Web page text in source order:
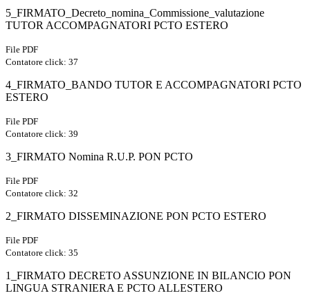
5_FIRMATO_Decreto_nomina_Commissione_valutazione
TUTOR ACCOMPAGNATORI PCTO ESTERO
File PDF
Contatore click: 37
4_FIRMATO_BANDO TUTOR E ACCOMPAGNATORI PCTO
ESTERO
File PDF
Contatore click: 39
3_FIRMATO Nomina R.U.P. PON PCTO
File PDF
Contatore click: 32
2_FIRMATO DISSEMINAZIONE PON PCTO ESTERO
File PDF
Contatore click: 35
1_FIRMATO DECRETO ASSUNZIONE IN BILANCIO PON
LINGUA STRANIERA E PCTO ALLESTERO